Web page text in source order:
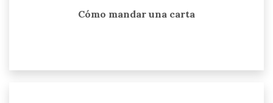
Cómo mandar una carta